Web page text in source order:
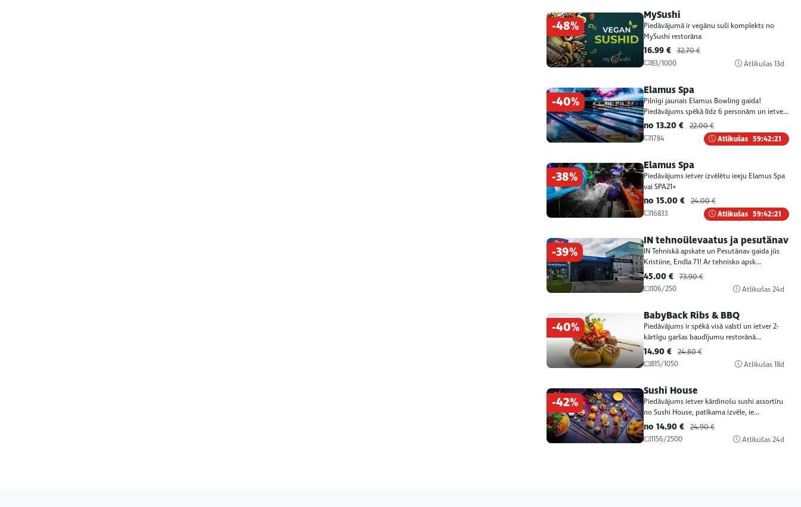
-48%
MySushi
Piedāvājumā ir vegānu suši komplekts no
MySushi restorāna
16.99 € 32.70 €
83/1000
Atlikušas13d
-40%
Elamus Spa
Pilnīgi jaunais Elamus Bowling gaida!
Piedāvājums spēkā līdz 6 personām un ietve...
no 13.20 € 22.00 €
1784
Atlikušas 59:42:21
-38%
Elamus Spa
Piedāvājums ietver izvēlētu ieeju Elamus Spa
vai SPA21+
no 15.00 € 24.00 €
16833
Atlikušas 59:42:21
-39%
IN tehnoülevaatus ja pesutänav
IN Tehniskā apskate un Pesutänav gaida jūs
Kristiine, Endla 71! Ar tehnisko apsk...
45.00 € 73.90 €
106/250
Atlikušas24d
-40%
BabyBack Ribs & BBQ
Piedāvājums ir spēkā visā valstī un ietver 2-
kārtīgu garšas baudījumu restorānā...
14.90 € 24.80 €
815/1050
Atlikušas18d
-42%
Sushi House
Piedāvājums ietver kārdinošu sushi assortīru
no Sushi House, patīkama izvēle, ie...
no 14.90 € 24.90 €
1156/2500
Atlikušas24d